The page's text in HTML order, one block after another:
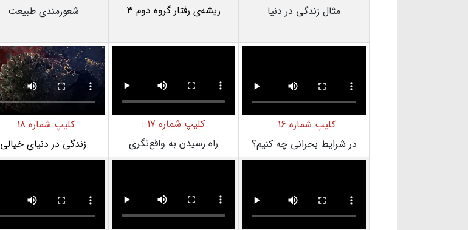
مثال زندگی در دنیا
ریشه‌ی رفتار گروه دوم ۳
شعورمندی طبیعت
کلیپ شماره 16 :
در شرایط بحرانی چه کنیم؟
کلیپ شماره 17 :
راه رسیدن به واقع‌نگری
کلیپ شماره 18 :
زندگی در دنیای خیالی